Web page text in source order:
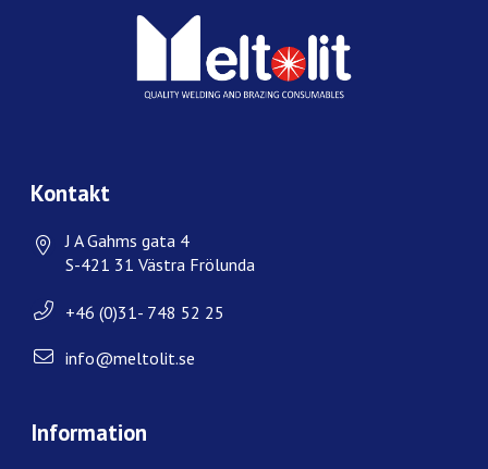
Kontakt
J A Gahms gata 4
S-421 31 Västra Frölunda
+46 (0)31- 748 52 25
info@meltolit.se
Information